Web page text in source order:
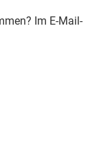
Im E-Mail-